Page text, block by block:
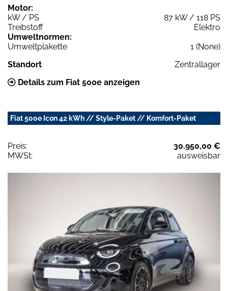
Motor:
kW / PS
87 kW / 118 PS
Treibstoff
Elektro
Umweltnormen:
Umweltplakette
1 (None)
Standort
Zentrallager
Details zum Fiat 500e anzeigen
Fiat 500e Icon 42 kWh // Style-Paket // Komfort-Paket
Preis:
30.950,00 €
MWSt:
ausweisbar